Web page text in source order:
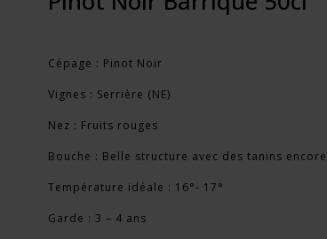
Cépage : Pinot Noir
Vignes : Serrière (NE)
Nez : Fruits rouges
Bouche : Belle structure avec des tanins
Température idéale : 16°- 17°
Garde : 3 – 4 ans